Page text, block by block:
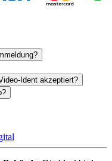
Ident akzeptiert?